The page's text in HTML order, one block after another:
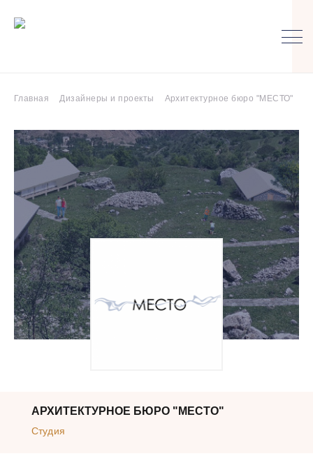
Главная Дизайнеры и проекты Архитектурное бюро "МЕСТО"
АРХИТЕКТУРНОЕ БЮРО "МЕСТО"
Студия